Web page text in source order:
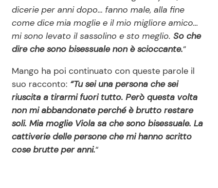
dicerie per anni dopo… fanno male, alla fine
come dice mia moglie e il mio migliore amico…
mi sono levato il sassolino e sto meglio. So che
dire che sono bisessuale non è scioccante.“
Mango ha poi continuato con queste parole il
suo racconto: “Tu sei una persona che sei
riuscita a tirarmi fuori tutto. Però questa volta
non mi abbandonate perché è brutto restare
soli. Mia moglie Viola sa che sono bisessuale. La
cattiverie delle persone che mi hanno scritto
cose brutte per anni.“